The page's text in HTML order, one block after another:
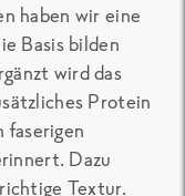
haben wir eine
Basis bilden
wird das
Protein
Dazu
Textur.